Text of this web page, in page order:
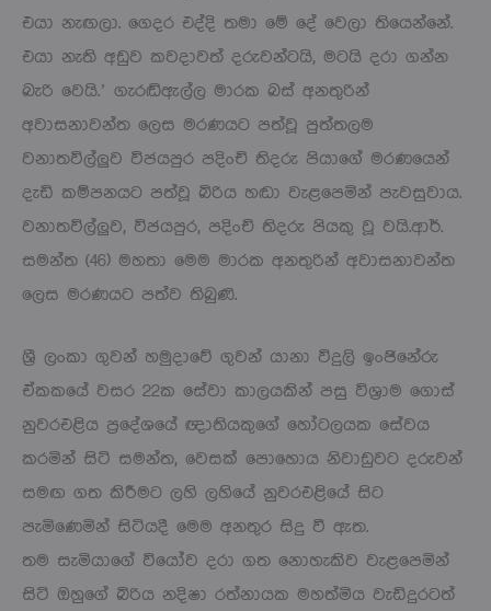
එයා නැඟලා. ගෙදර එද්දි තමා මේ දේ වෙලා තියෙන්නේ.
එයා නැති අඩුව කවදාවත් දරුවන්ටයි, මටයි දරා ගන්න
බැරි වෙයි.’ ගැරඬිඇල්ල මාරක බස් අනතුරින්
අවාසනාවන්ත ලෙස මරණයට පත්වූ පුත්තලම
වනාතවිල්ලුව විජයපුර පදිංචි තිදරු පියාගේ මරණයෙන්
දැඩි කම්පනයට පත්වූ බිරිය හඬා වැළපෙමින් පැවසුවාය.
වනාතවිල්ලුව, විජයපුර, පදිංචි තිදරු පියකු වූ වයි.ආර්.
සමන්ත (46) මහතා මෙම මාරක අනතුරින් අවාසනාවන්ත
ලෙස මරණයට පත්ව තිබුණි.
ශ්‍රී ලංකා ගුවන් හමුදාවේ ගුවන් යානා විදුලි ඉංජිනේරු
ඒකකයේ වසර 22ක සේවා කාලයකින් පසු විශ්‍රාම ගොස්
නුවරඑළිය ප්‍රදේශයේ ඥාතියකුගේ හෝටලයක සේවය
කරමින් සිටි සමන්ත, වෙසක් පොහොය නිවාඩුවට දරුවන්
සමඟ ගත කිරීමට ලහි ලහියේ නුවරඑළියේ සිට
පැමිණෙමින් සිටියදී මෙම අනතුර සිදු වී ඇත.
තම සැමියාගේ වියෝව දරා ගත නොහැකිව වැළපෙමින්
සිටි ඔහුගේ බිරිය නදිෂා රත්නායක මහත්මිය වැඩිදුරටත්